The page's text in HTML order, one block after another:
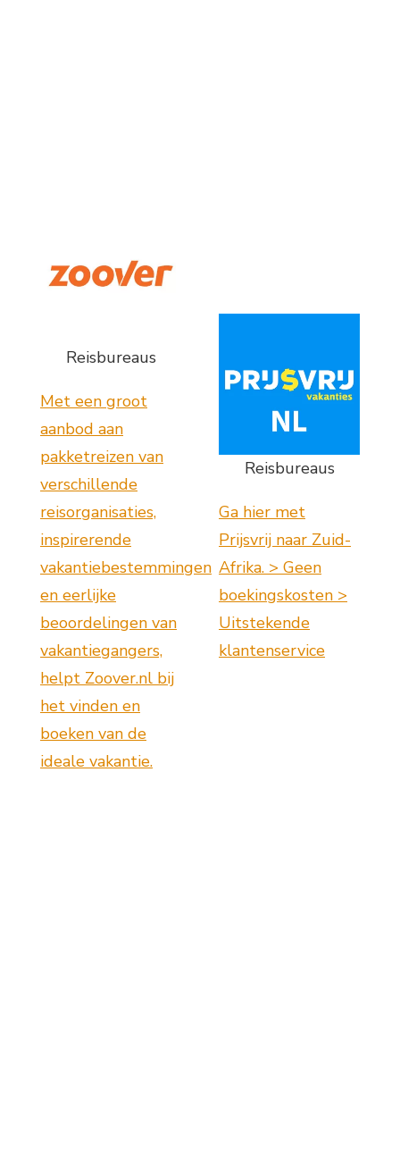
Reisbureaus
Met een groot
aanbod aan
pakketreizen van
verschillende
reisorganisaties,
inspirerende
vakantiebestemmingen
en eerlijke
beoordelingen van
vakantiegangers,
helpt Zoover.nl bij
het vinden en
boeken van de
ideale vakantie.
Reisbureaus
Ga hier met
Prijsvrij naar Zuid-
Afrika. > Geen
boekingskosten >
Uitstekende
klantenservice